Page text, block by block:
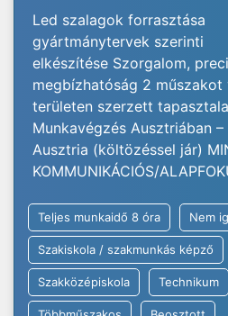
Led szalagok forrasztása
gyártmánytervek szerinti
elkészítése Szorgalom,
megbízhatóság 2 műszakot
területen szerzett
Munkavégzés Ausztriában
Ausztria (költözéssel jár)
KOMMUNIKÁCIÓS/
Teljes munkaidő 8 óra Nem
Szakiskola / szakmunkás képző
Szakközépiskola Technikum